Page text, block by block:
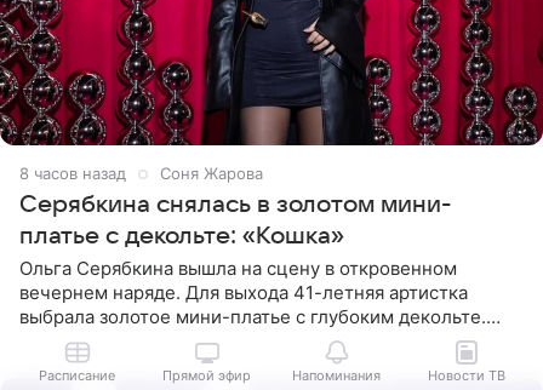
8 часов назад Соня Жарова
Серябкина снялась в золотом мини-
платье с декольте: «Кошка»
Ольга Серябкина вышла на сцену в откровенном
вечернем наряде. Для выхода 41-летняя артистка
выбрала золотое мини-платье с глубоким декольте.
Дополнением к образу стали бежевые мюли. Стилисты
выпрямили волосы
Расписание Прямой эфир Напоминания Новости ТВ